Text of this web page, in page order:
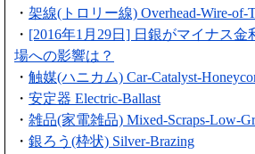
・ 架線(トロリー線) Overhead-Wire-of-
・ [2016年1月29日] 日銀がマイナス
場への影響は？
・ 触媒(ハニカム) Car-Catalyst-
・ 安定器 Electric-Ballast
・ 雑品(家電雑品) Mixed-Scraps-Low-
・ 銀ろう(枠状) Silver-Brazing